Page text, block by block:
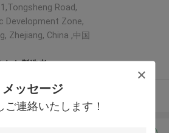
メッセージ
ご連絡いたします！
Road,
Development Zone,
Zhejiang, China ,中国
れた製造者
くを見て下さい